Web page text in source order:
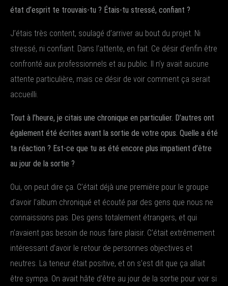
état d’esprit te trouvais-tu ? Étais-tu stressé, confiant ?
J’étais très content, soulagé d’arriver au bout du projet. Ni
stressé, ni confiant. Dans l’attente, en fait. Ce désir d’enfin être
confronté aux professionnels et au public. Il n’y avait aucune
attente particulière, mais ce désir de voir comment ça serait
accueilli.
Tout à l’heure, je citais une chronique en particulier. D’autres ont
également été écrites avant la sortie de votre opus. Quelle a été
ta réaction ? Est-ce que tu as été encore plus impatient d’être
au jour de la sortie ?
Oui, on peut dire ça. C’était déjà une première pour le groupe
d’avoir l’album chroniqué et écouté par des gens que nous ne
connaissions pas. Des gens totalement étrangers, et qui
n’avaient pas besoin de nous faire plaisir. C’était extrêmement
intéressant d’avoir le retour de personnes objectives et
neutres. La teneur était positive, et on s’est dit que ça allait
être sympa. On avait hâte d’être au jour de la sortie pour voir si